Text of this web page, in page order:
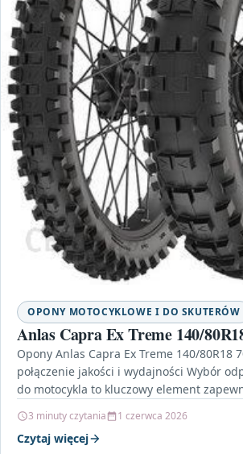
OPONY MOTOCYKLOWE I DO SKUTERÓW
Anlas Capra Ex Treme 140/
Opony Anlas Capra Ex Treme 140/80R18
połączenie jakości i wydajności Wybór
do motocykla to kluczowy element
3 minuty czytania 1 czerwca 2026
Czytaj więcej